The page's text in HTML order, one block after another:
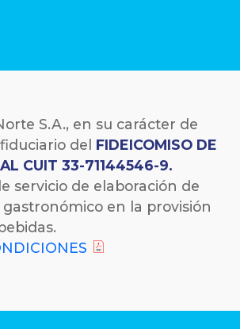
S.A., en su carácter de
del FIDEICOMISO DE
CUIT 33-71144546-9.
servicio de elaboración de
en la provisión